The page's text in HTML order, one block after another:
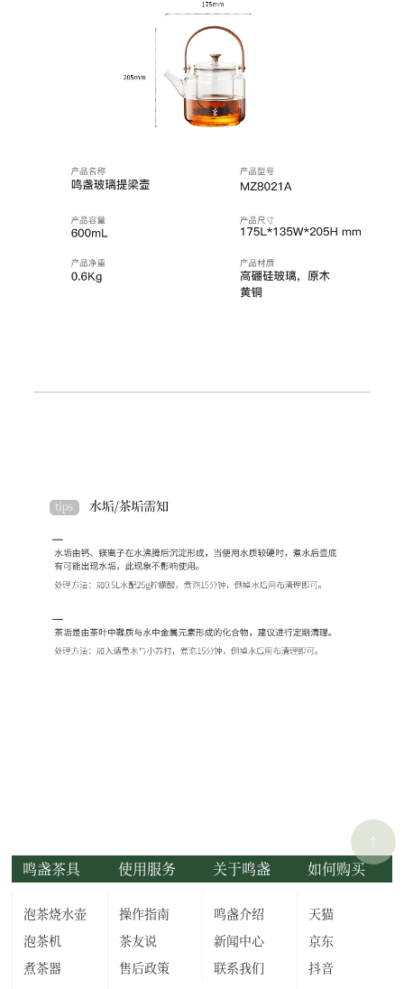
鸣盏茶具
泡茶烧水壶
泡茶机
煮茶器
使用服务
操作指南
茶友说
售后政策
关于鸣盏
鸣盏介绍
新闻中心
联系我们
如何购买
天猫
京东
抖音
↑